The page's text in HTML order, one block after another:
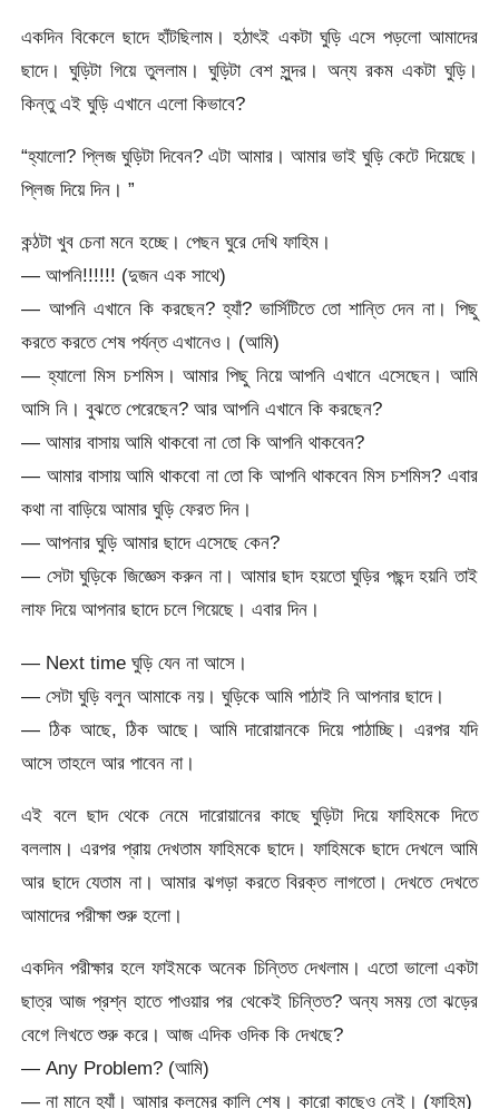
একদিন বিকেলে ছাদে হাঁটছিলাম। হঠাৎই একটা ঘুড়ি এসে পড়লো আমাদের
ছাদে। ঘুড়িটা গিয়ে তুললাম। ঘুড়িটা বেশ সুন্দর। অন্য রকম একটা ঘুড়ি।
কিন্তু এই ঘুড়ি এখানে এলো কিভাবে?
“হ্যালো? প্লিজ ঘুড়িটা দিবেন? এটা আমার। আমার ভাই ঘুড়ি কেটে দিয়েছে।
প্লিজ দিয়ে দিন। ”
কন্ঠটা খুব চেনা মনে হচ্ছে। পেছন ঘুরে দেখি ফাহিম।
— আপনি!!!!!! (দুজন এক সাথে)
— আপনি এখানে কি করছেন? হ্যাঁ? ভার্সিটিতে তো শান্তি দেন না। পিছু
করতে করতে শেষ পর্যন্ত এখানেও। (আমি)
— হ্যালো মিস চশমিস। আমার পিছু নিয়ে আপনি এখানে এসেছেন। আমি
আসি নি। বুঝতে পেরেছেন? আর আপনি এখানে কি করছেন?
— আমার বাসায় আমি থাকবো না তো কি আপনি থাকবেন?
— আমার বাসায় আমি থাকবো না তো কি আপনি থাকবেন মিস চশমিস? এবার
কথা না বাড়িয়ে আমার ঘুড়ি ফেরত দিন।
— আপনার ঘুড়ি আমার ছাদে এসেছে কেন?
— সেটা ঘুড়িকে জিজ্ঞেস করুন না। আমার ছাদ হয়তো ঘুড়ির পছন্দ হয়নি তাই
লাফ দিয়ে আপনার ছাদে চলে গিয়েছে। এবার দিন।
— Next time ঘুড়ি যেন না আসে।
— সেটা ঘুড়ি বলুন আমাকে নয়। ঘুড়িকে আমি পাঠাই নি আপনার ছাদে।
— ঠিক আছে, ঠিক আছে। আমি দারোয়ানকে দিয়ে পাঠাচ্ছি। এরপর যদি
আসে তাহলে আর পাবেন না।
এই বলে ছাদ থেকে নেমে দারোয়ানের কাছে ঘুড়িটা দিয়ে ফাহিমকে দিতে
বললাম। এরপর প্রায় দেখতাম ফাহিমকে ছাদে। ফাহিমকে ছাদে দেখলে আমি
আর ছাদে যেতাম না। আমার ঝগড়া করতে বিরক্ত লাগতো। দেখতে দেখতে
আমাদের পরীক্ষা শুরু হলো।
একদিন পরীক্ষার হলে ফাইমকে অনেক চিন্তিত দেখলাম। এতো ভালো একটা
ছাত্র আজ প্রশ্ন হাতে পাওয়ার পর থেকেই চিন্তিত? অন্য সময় তো ঝড়ের
বেগে লিখতে শুরু করে। আজ এদিক ওদিক কি দেখছে?
— Any Problem? (আমি)
— না মানে হ্যাঁ। আমার কলমের কালি শেষ। কারো কাছেও নেই। (ফাহিম)